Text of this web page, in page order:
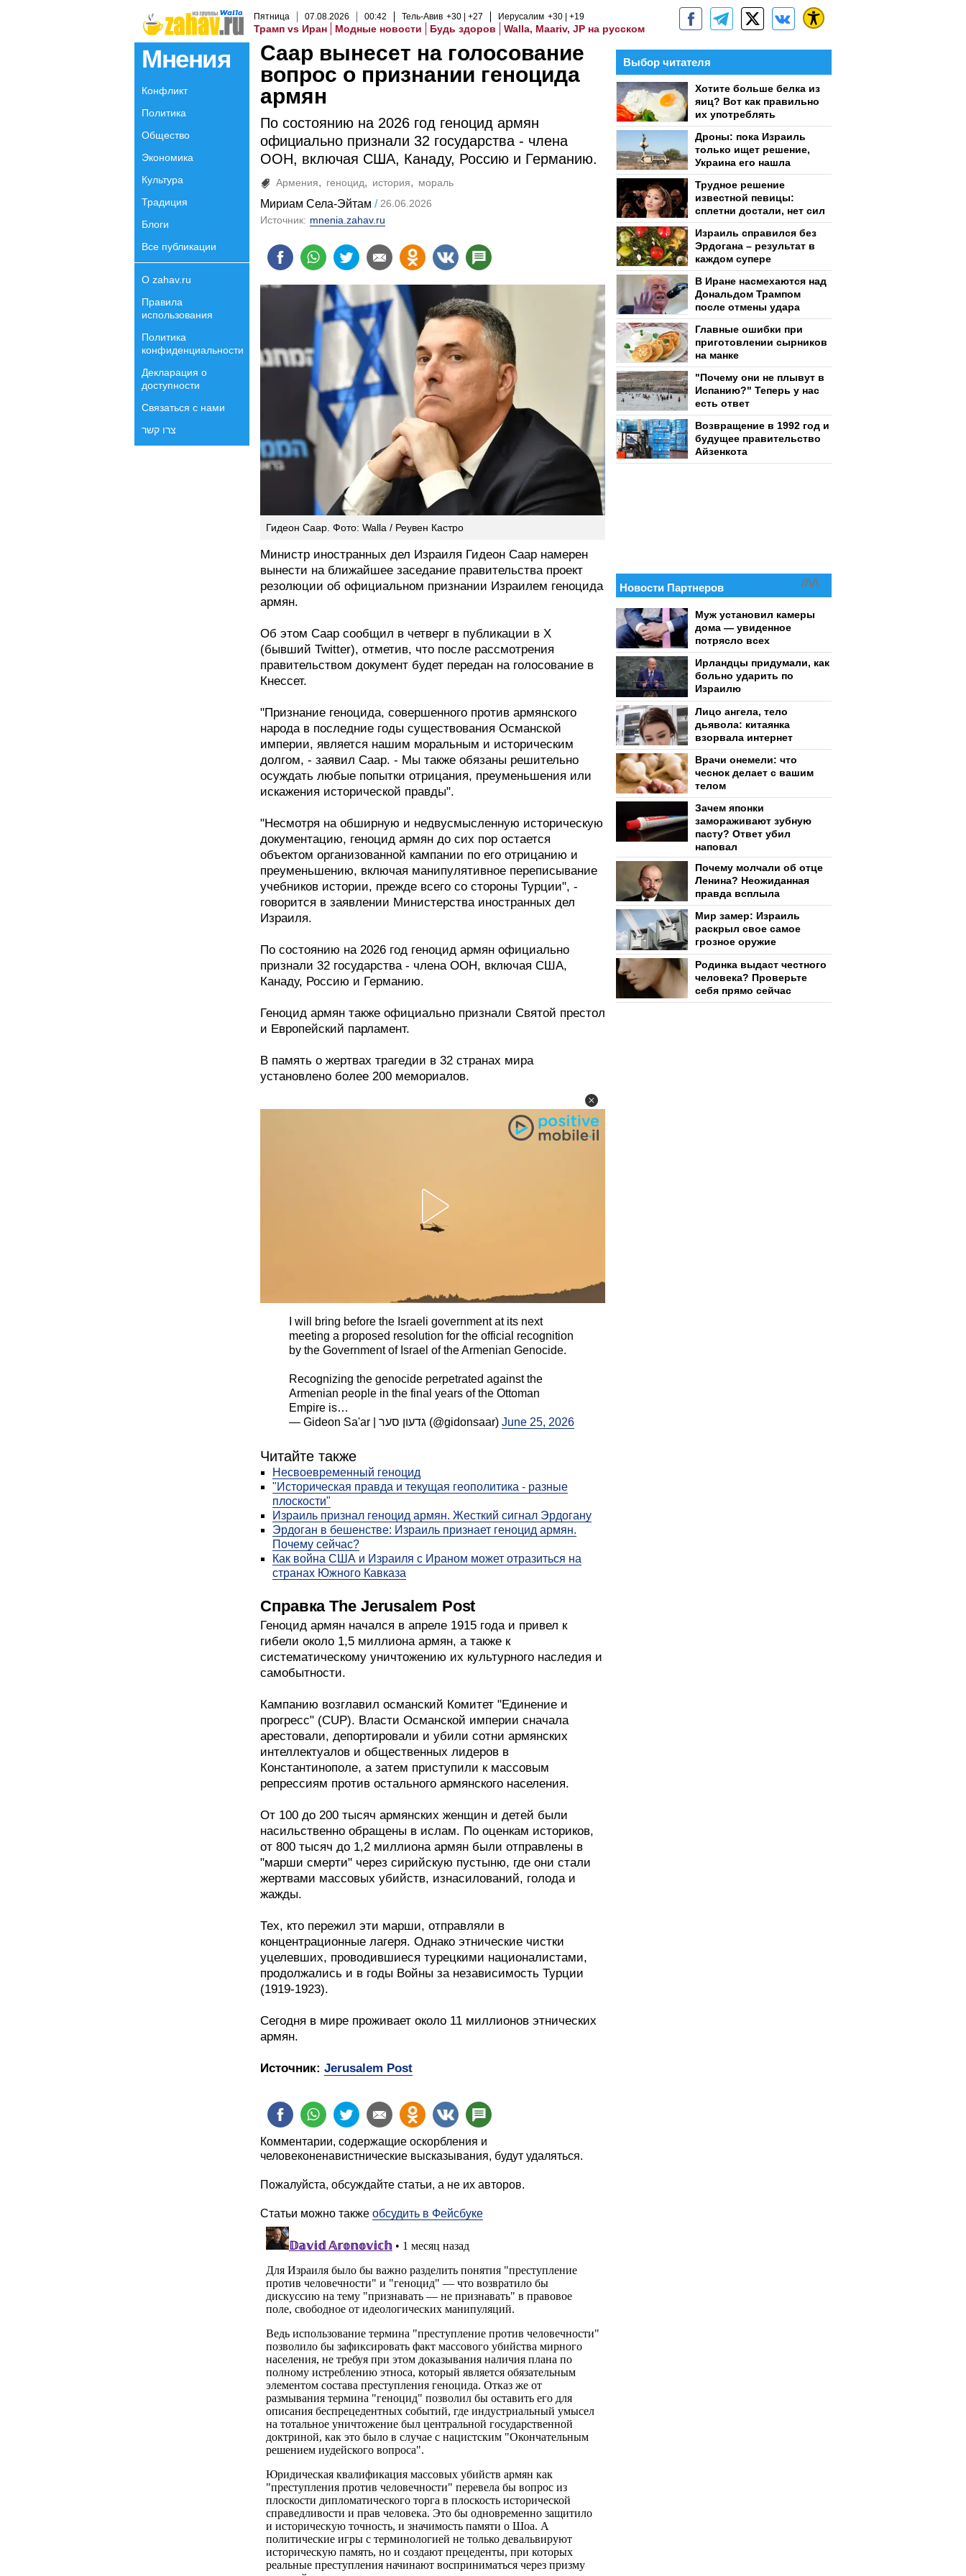
Пятница 07.08.2026 00:42 Тель-Авив +30 +27 Иерусалим +30 +19
Трамп vs Иран Модные новости Будь здоров Walla, Maariv, JP на русском
Мнения
Конфликт
Политика
Общество
Экономика
Культура
Традиция
Блоги
Все публикации
О zahav.ru
Правила
использования
Политика
конфиденциальности
Декларация о
доступности
Связаться с нами
צרו קשר
Саар вынесет на голосование
вопрос о признании геноцида
армян
По состоянию на 2026 год геноцид армян
официально признали 32 государства - члена
ООН, включая США, Канаду, Россию и Германию.
Армения геноцид история мораль
Мириам Села-Эйтам
26.06.2026
Источник: mnenia.zahav.ru
Гидеон Саар. Фото: Walla / Реувен Кастро
Министр иностранных дел Израиля Гидеон Саар намерен
вынести на ближайшее заседание правительства проект
резолюции об официальном признании Израилем геноцида
армян.
Об этом Саар сообщил в четверг в публикации в X
(бывший Twitter), отметив, что после рассмотрения
правительством документ будет передан на голосование в
Кнессет.
"Признание геноцида, совершенного против армянского
народа в последние годы существования Османской
империи, является нашим моральным и историческим
долгом, - заявил Саар. - Мы также обязаны решительно
осуждать любые попытки отрицания, преуменьшения или
искажения исторической правды".
"Несмотря на обширную и недвусмысленную историческую
документацию, геноцид армян до сих пор остается
объектом организованной кампании по его отрицанию и
преуменьшению, включая манипулятивное переписывание
учебников истории, прежде всего со стороны Турции", -
говорится в заявлении Министерства иностранных дел
Израиля.
По состоянию на 2026 год геноцид армян официально
признали 32 государства - члена ООН, включая США,
Канаду, Россию и Германию.
Геноцид армян также официально признали Святой престол
и Европейский парламент.
В память о жертвах трагедии в 32 странах мира
установлено более 200 мемориалов.
I will bring before the Israeli government at its next
meeting a proposed resolution for the official recognition
by the Government of Israel of the Armenian Genocide.
Recognizing the genocide perpetrated against the
Armenian people in the final years of the Ottoman
Empire is…
— Gideon Sa'ar | גדעון סער (@gidonsaar) June 25, 2026
Читайте также
Несвоевременный геноцид
"Историческая правда и текущая геополитика - разные
плоскости"
Израиль признал геноцид армян. Жесткий сигнал Эрдогану
Эрдоган в бешенстве: Израиль признает геноцид армян.
Почему сейчас?
Как война США и Израиля с Ираном может отразиться на
странах Южного Кавказа
Справка The Jerusalem Post
Геноцид армян начался в апреле 1915 года и привел к
гибели около 1,5 миллиона армян, а также к
систематическому уничтожению их культурного наследия и
самобытности.
Кампанию возглавил османский Комитет "Единение и
прогресс" (CUP). Власти Османской империи сначала
арестовали, депортировали и убили сотни армянских
интеллектуалов и общественных лидеров в
Константинополе, а затем приступили к массовым
репрессиям против остального армянского населения.
От 100 до 200 тысяч армянских женщин и детей были
насильственно обращены в ислам. По оценкам историков,
от 800 тысяч до 1,2 миллиона армян были отправлены в
"марши смерти" через сирийскую пустыню, где они стали
жертвами массовых убийств, изнасилований, голода и
жажды.
Тех, кто пережил эти марши, отправляли в
концентрационные лагеря. Однако этнические чистки
уцелевших, проводившиеся турецкими националистами,
продолжались и в годы Войны за независимость Турции
(1919-1923).
Сегодня в мире проживает около 11 миллионов этнических
армян.
Источник: Jerusalem Post
Комментарии, содержащие оскорбления и
человеконенавистнические высказывания, будут удаляться.
Пожалуйста, обсуждайте статьи, а не их авторов.
Статьи можно также обсудить в Фейсбуке
Выбор читателя
Хотите больше белка из
яиц? Вот как правильно
их употреблять
Дроны: пока Израиль
только ищет решение,
Украина его нашла
Трудное решение
известной певицы:
сплетни достали, нет сил
Израиль справился без
Эрдогана – результат в
каждом супере
В Иране насмехаются над
Дональдом Трампом
после отмены удара
Главные ошибки при
приготовлении сырников
на манке
"Почему они не плывут в
Испанию?" Теперь у нас
есть ответ
Возвращение в 1992 год и
будущее правительство
Айзенкота